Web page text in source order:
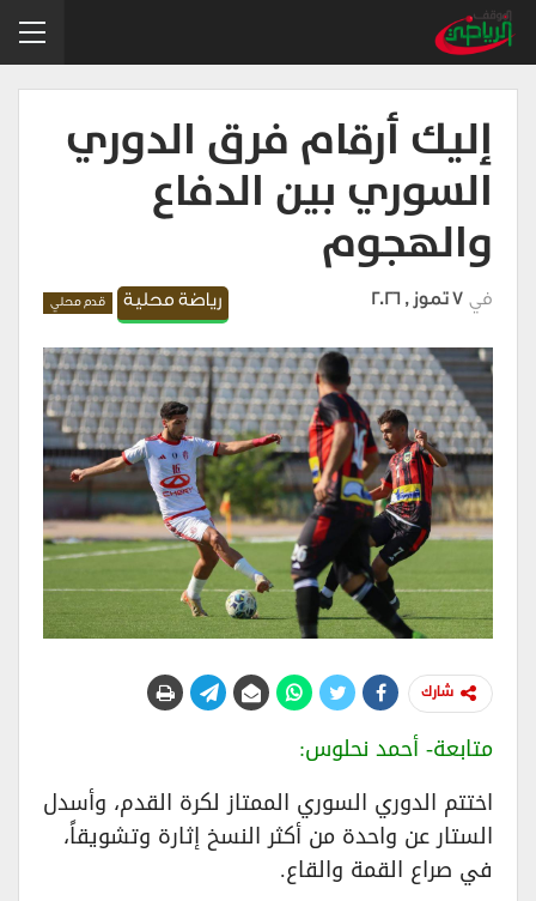
إليك أرقام فرق الدوري
السوري بين الدفاع
والهجوم
رياضة محلية قدم محلي في 7 تموز , 2026
شارك
متابعة- أحمد نحلوس:
اختتم الدوري السوري الممتاز لكرة القدم، وأسدل
الستار عن واحدة من أكثر النسخ إثارة وتشويقاً،
في صراع القمة والقاع.